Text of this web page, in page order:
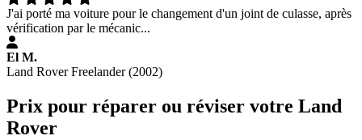
J'ai porté ma voiture pour le changement d'un joint de culasse, après
vérification par le mécanic...
El M.
Land Rover Freelander (2002)
Prix pour réparer ou réviser votre Land
Rover